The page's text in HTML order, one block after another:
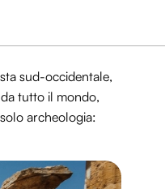
sud-occidentale,
tutto il mondo,
archeologia: